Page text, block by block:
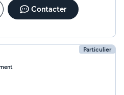
Contacter
Particulier